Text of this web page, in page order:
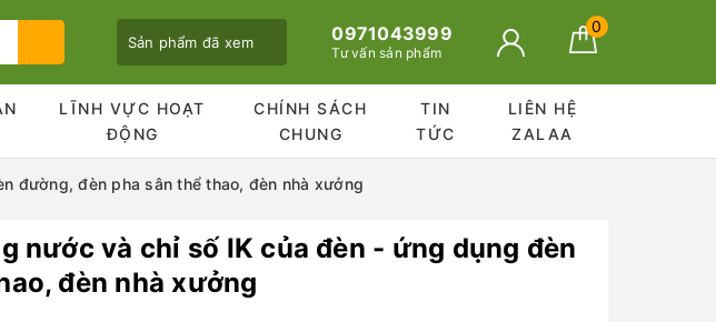
Sản phẩm đã xem
phẩm nào
0971043999
Tư vấn sản phẩm
0
LĨNH VỰC HOẠT
ĐỘNG
CHÍNH SÁCH
CHUNG
TIN
TỨC
LIÊN HỆ
ZALAA
đường, đèn pha sân thể thao, đèn nhà xưởng
nước và chỉ số IK của đèn - ứng dụng đèn
đèn nhà xưởng